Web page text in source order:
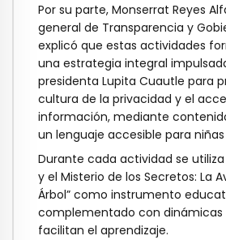
Por su parte, Monserrat Reyes
general de Transparencia y
explicó que estas actividades
una estrategia integral
presidenta Lupita Cuautle para
cultura de la privacidad y el
información, mediante
un lenguaje accesible para niñas
Durante cada actividad se utiliza
y el Misterio de los Secretos: La
Árbol” como instrumento
complementado con dinámicas
facilitan el aprendizaje.